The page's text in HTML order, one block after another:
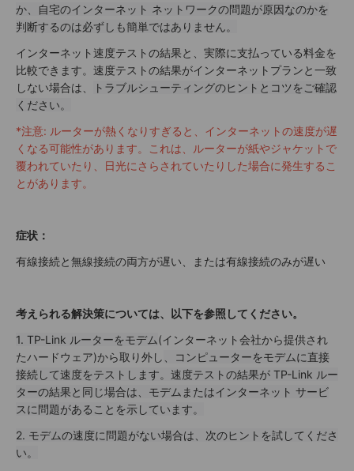
か、自宅のインターネット ネットワークの問題が原因なのかを
判断するのは必ずしも簡単ではありません。
インターネット速度テストの結果と、実際に支払っている料金を
比較できます。速度テストの結果がインターネットプランと一致
しない場合は、
トラブルシューティングのヒントとコツをご確認
ください。
*注意: ルーターが熱くなりすぎると、インターネットの速度が遅
くなる可能性があります。これは、ルーターが紙やジャケットで
覆われていたり、日光にさらされていたりした場合に発生するこ
とがあります。
症状：
有線接続と無線接続の両方が遅い、または有線接続のみが遅い
考えられる解決策については、以下を参照してください。
1. TP-Link ルーターをモデム(インターネット会社から提供され
たハードウェア)から取り外し
、コンピューターをモデムに直接
接続して速度をテストします。速度テストの結果が TP-Link ルー
ターの結果と同じ場合は、モデムまたはインターネット サービ
スに問題があることを示しています。
2. モデムの速度に問題がない場合は、次のヒントを試してくださ
い。